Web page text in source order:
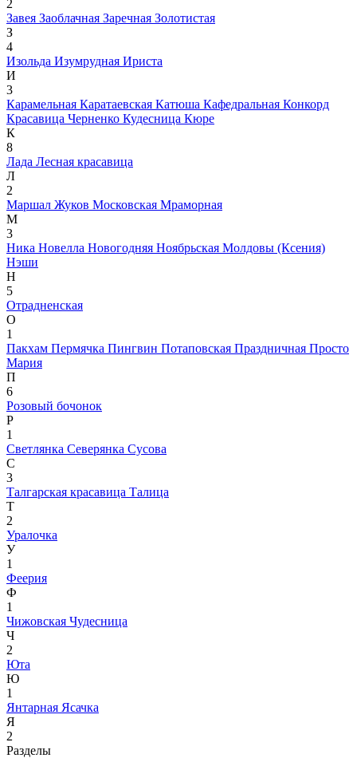
2
Завея Заоблачная Заречная Золотистая
З
4
Изольда Изумрудная Ириста
И
3
Карамельная Каратаевская Катюша Кафедральная Конкорд
Красавица Черненко Кудесница Кюре
К
8
Лада Лесная красавица
Л
2
Маршал Жуков Московская Мраморная
М
3
Ника Новелла Новогодняя Ноябрьская Молдовы (Ксения)
Нэши
Н
5
Отрадненская
О
1
Пакхам Пермячка Пингвин Потаповская Праздничная Просто
Мария
П
6
Розовый бочонок
Р
1
Светлянка Северянка Сусова
С
3
Талгарская красавица Талица
Т
2
Уралочка
У
1
Феерия
Ф
1
Чижовская Чудесница
Ч
2
Юта
Ю
1
Янтарная Ясачка
Я
2
Разделы